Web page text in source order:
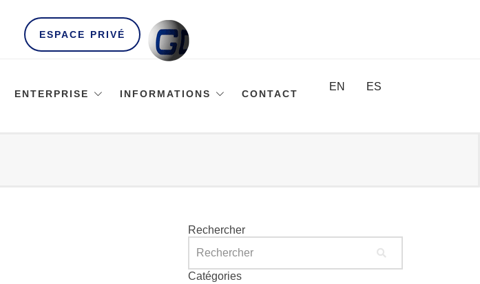
ESPACE PRIVÉ
ENTERPRISE INFORMATIONS CONTACT
EN ES
Rechercher
Catégories